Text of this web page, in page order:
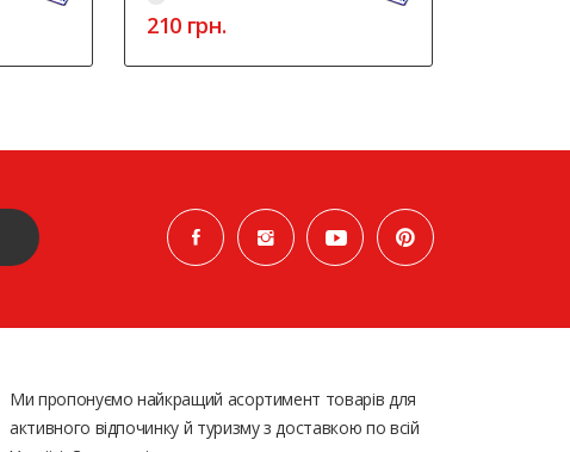
210грн.
Ми пропонуємо найкращий асортимент товарів для
активного відпочинку й туризму з доставкою по всій